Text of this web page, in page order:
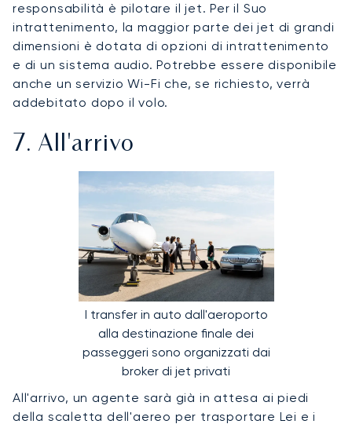
responsabilità è pilotare il jet. Per il Suo
intrattenimento, la maggior parte dei jet di grandi
dimensioni è dotata di opzioni di intrattenimento
e di un sistema audio. Potrebbe essere disponibile
anche un servizio Wi-Fi che, se richiesto, verrà
addebitato dopo il volo.
7. All'arrivo
I transfer in auto dall'aeroporto
alla destinazione finale dei
passeggeri sono organizzati dai
broker di jet privati
All'arrivo, un agente sarà già in attesa ai piedi
della scaletta dell'aereo per trasportare Lei e i